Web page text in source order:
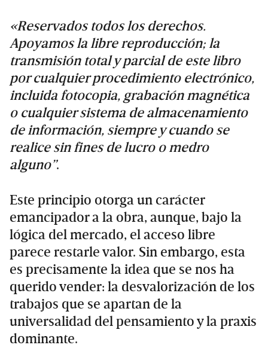
«Reservados todos los derechos.
Apoyamos la libre reproducción; la
transmisión total y parcial de este libro
por cualquier procedimiento electrónico,
incluida fotocopia, grabación magnética
o cualquier sistema de almacenamiento
de información, siempre y cuando se
realice sin fines de lucro o medro
alguno”.
Este principio otorga un carácter
emancipador a la obra, aunque, bajo la
lógica del mercado, el acceso libre
parece restarle valor. Sin embargo, esta
es precisamente la idea que se nos ha
querido vender: la desvalorización de los
trabajos que se apartan de la
universalidad del pensamiento y la praxis
dominante.